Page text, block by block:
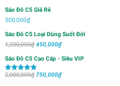
Sáo Đô C5 Giá Rẻ
500,000₫
Sáo Đô C5 Loại Dùng Suốt Đời
1,200,000₫ Giá
là:
1,200,000₫.
450,000₫Giá
là:
Sáo Đô C5 Cao Cấp - Siêu VIP
Được xếp
2,000,000₫ Giá
750,000₫Giá